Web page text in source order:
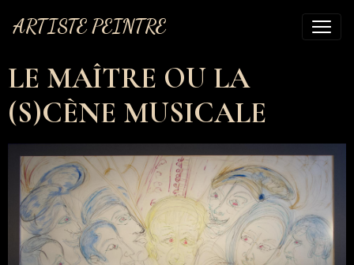
ARTISTE PEINTRE
LE MAÎTRE OU LA
(S)CÈNE MUSICALE